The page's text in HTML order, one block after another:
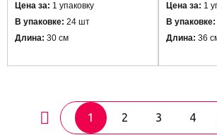
Цена за: 1 упаковку
В упаковке: 24 шт
Длина: 30 см
Цена за: 1
В упаковке:
Длина: 36
1 2 3 4